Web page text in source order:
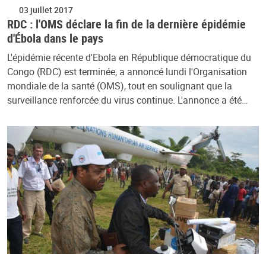
03 juillet 2017
RDC : l'OMS déclare la fin de la dernière épidémie
d'Ébola dans le pays
L'épidémie récente d'Ebola en République démocratique du
Congo (RDC) est terminée, a annoncé lundi l'Organisation
mondiale de la santé (OMS), tout en soulignant que la
surveillance renforcée du virus continue. L'annonce a été…